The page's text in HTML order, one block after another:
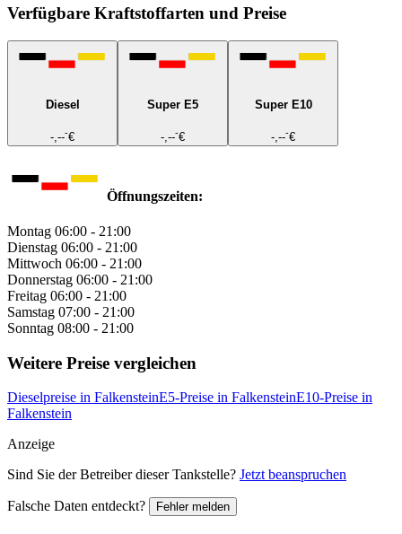
Verfügbare Kraftstoffarten und Preise
Diesel
-,---€
Super E5
-,---€
Super E10
-,---€
Öffnungszeiten:
Montag 06:00 - 21:00
Dienstag 06:00 - 21:00
Mittwoch 06:00 - 21:00
Donnerstag 06:00 - 21:00
Freitag 06:00 - 21:00
Samstag 07:00 - 21:00
Sonntag 08:00 - 21:00
Weitere Preise vergleichen
Dieselpreise in FalkensteinE5-Preise in FalkensteinE10-Preise in
Falkenstein
Anzeige
Sind Sie der Betreiber dieser Tankstelle? Jetzt beanspruchen
Falsche Daten entdeckt? Fehler melden